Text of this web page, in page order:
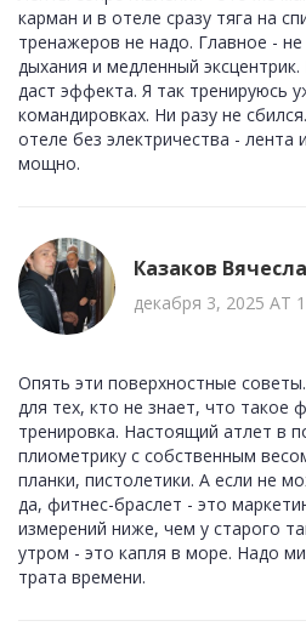
карман и в отеле сразу тяга на
тренажеров не надо. Главное -
дыхания и медленный
даст эффекта. Я так тренируюсь
командировках. Ни разу не
отеле без электричества - лента
мощно.
Казаков
декабря 3, 2025 AT
Опять эти поверхностные
для тех, кто не знает, что такое
тренировка. Настоящий атлет в
плиометрику с собственным
планки, пистолетики. А если не
да, фитнес-браслет - это
измерений ниже, чем у старого
утром - это капля в море. Надо
трата времени.